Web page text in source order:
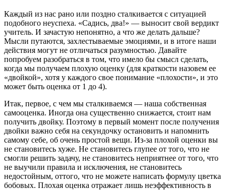
Каждый из нас рано или поздно сталкивается с ситуацией
подобного неуспеха. «Садись, два!» — выносит свой вердикт
учитель. И зачастую непонятно, а что же делать дальше?
Мысли путаются, захлестываемые эмоциями, и в итоге наши
действия могут не отличаться разумностью. Давайте
попробуем разобраться в том, что имело бы смысл сделать,
когда мы получаем плохую оценку (для краткости назовем ее
«двойкой», хотя у каждого свое понимание «плохости», и это
может быть оценка от 1 до 4).
Итак, первое, с чем мы сталкиваемся — наша собственная
самооценка. Иногда она существенно снижается, стоит нам
получить двойку. Поэтому в первый момент после получения
двойки важно себя на секундочку остановить и напомнить
самому себе, об очень простой вещи. Из-за плохой оценки вы
не становитесь хуже. Не становитесь глупее от того, что не
смогли решить задачу, не становитесь неприятнее от того, что
не выучили правила и исключения, не становитесь
недостойным, оттого, что не можете написать формулу цветка
бобовых. Плохая оценка отражает лишь неэффективность в